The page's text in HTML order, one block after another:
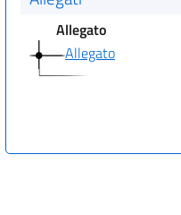
Allegato
Allegato